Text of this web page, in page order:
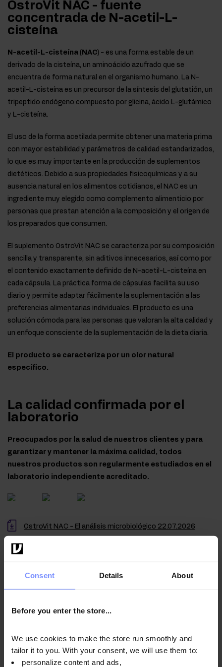
Consent Details About
Before you enter the store...
We use cookies to make the store run smoothly and
tailor it to you. With your consent, we will use them to:
personalize content and ads,
OstroVit NAC - fuente
concentrada de N-acetil-L-
cisteína
N-acetil-L-cisteína (NAC) - es una forma estable de un
derivado de la cisteína, un aminoácido azufrado que se
encuentra de forma natural en el organismo humano. La N-
acetil-L-cisteína es un precursor de la síntesis del glutatión, un
tripeptido endógeno compuesto por glicina, ácido L-glutámico
y L-cisteína.
El uso de la forma acetilada permite obtener una materia prima
con mayor estabilidad y parámetros de calidad estandarizados,
lo que es muy importante en la producción de suplementos
dietéticos. Debido a sus propiedades fisicoquímicas y a su
ausencia natural en los alimentos cotidianos, el NAC es un
ingrediente muy elegido como complemento alimenticio por
personas que prestan atención a la composición y el origen de
los preparados que consumen.
El suplemento OstroVit NAC se caracteriza por su composición
sencilla y transparente, sin aditivos innecesarios, así como por
el contenido exactamente definido de N-acetil-L-cisteína en
cada cápsula. La práctica forma de cápsulas facilita su uso
diario y permite adaptar fácilmente la suplementación a las
preferencias alimentarias individuales. El producto es una
solución cómoda para las personas que valoran la alta calidad y
un enfoque consciente de la suplementación de la dieta diaria.
El producto se caracteriza por un olor natural
específico.
La calidad confirmada por el
laboratorio
Preocupados por la salud de nuestros clientes y para
garantizar y mantener la máxima calidad, todos
nuestros productos son regularmente estudiados en el
laboratorio independiente acreditado.
OstroVit NAC - El análisis microbiológico 22.07.2026
Instrucciones de uso
Información nutricional